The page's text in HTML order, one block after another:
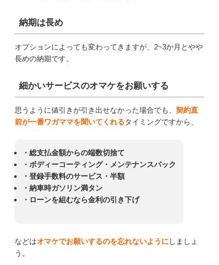
納期は長め
オプションによっても変わってきますが、2~3か月とやや
長めの納期です。
細かいサービスのオマケをお願いする
思うように値引きが引き出せなかった場合でも、 契約直
前が一番ワガママを聞いてくれるタイミングですから、
・総支払金額からの端数切捨て
・ボディーコーティング・メンテナンスパック
・登録手数料のサービス・半額
・納車時ガソリン満タン
・ローンを組むなら金利の引き下げ
などはオマケでお願いするのを忘れないように しましょ
う。